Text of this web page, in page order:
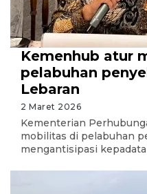
Kemenhub atur
pelabuhan
Lebaran
2 Maret 2026
Kementerian
mobilitas di pelabuhan
mengantisipasi